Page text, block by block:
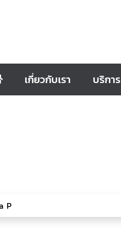
เกี่ยวกับเรา บริการ